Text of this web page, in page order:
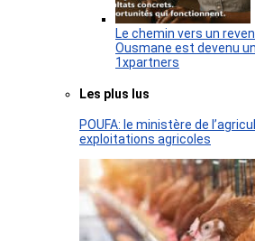
Le chemin vers un
Ousmane est devenu
1xpartners
Les plus lus
POUFA: le ministère de
exploitations agricoles